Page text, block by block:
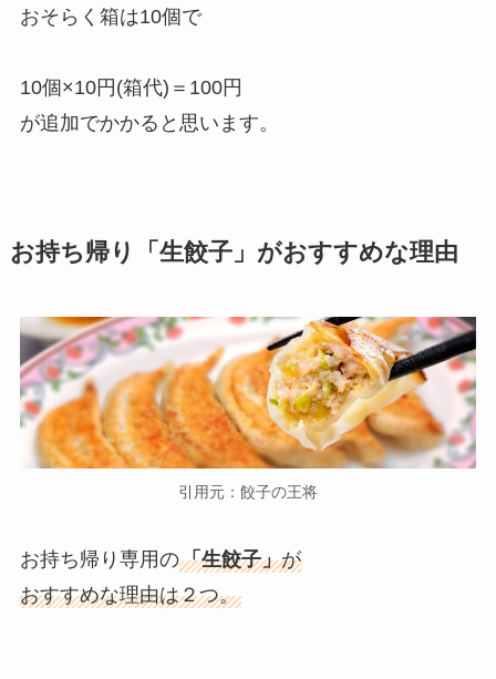
おそらく箱は10個で
10個×10円(箱代)＝100円
が追加でかかると思います。
お持ち帰り「生餃子」がおすすめな理由
引用元：餃子の王将
お持ち帰り専用の「生餃子」が
おすすめな理由は２つ。